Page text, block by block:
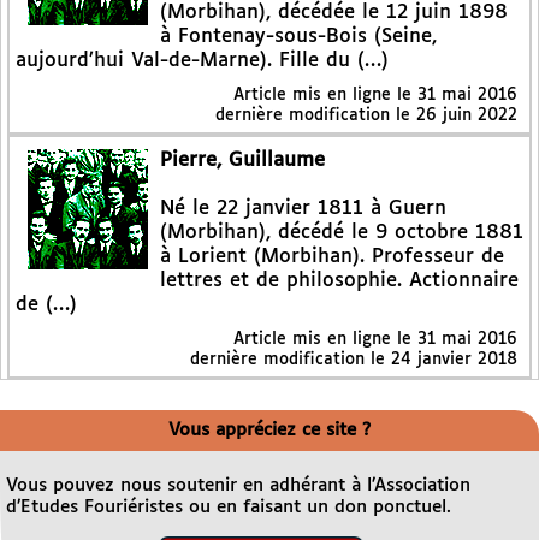
(Morbihan), décédée le 12 juin 1898
à Fontenay-sous-Bois (Seine,
aujourd’hui Val-de-Marne). Fille du (…)
Article mis en ligne le 31 mai 2016
dernière modification le 26 juin 2022
Pierre, Guillaume
Né le 22 janvier 1811 à Guern
(Morbihan), décédé le 9 octobre 1881
à Lorient (Morbihan). Professeur de
lettres et de philosophie. Actionnaire
de (…)
Article mis en ligne le 31 mai 2016
dernière modification le 24 janvier 2018
Vous appréciez ce site ?
Vous pouvez nous soutenir en adhérant à l’Association
d’Etudes Fouriéristes ou en faisant un don ponctuel.